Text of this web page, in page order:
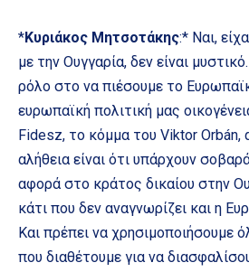
*Κυριάκος Μητσοτάκης:* Ναι,
με την Ουγγαρία, δεν είναι
ρόλο στο να πιέσουμε το
ευρωπαϊκή πολιτική μας
Fidesz, το κόμμα του Viktor Orbán,
αλήθεια είναι ότι υπάρχουν
αφορά στο κράτος δικαίου στην
κάτι που δεν αναγνωρίζει και η
Και πρέπει να χρησιμοποιήσουμε
που διαθέτουμε για να